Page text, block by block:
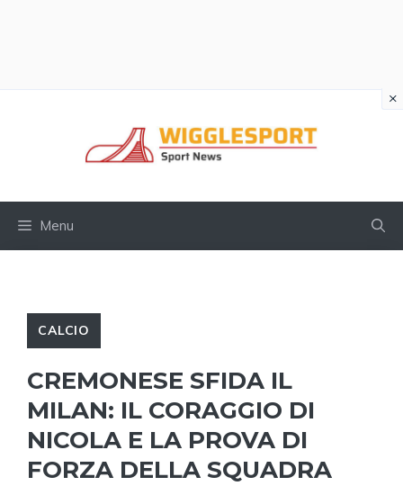
Menu
CALCIO
CREMONESE SFIDA IL
MILAN: IL CORAGGIO DI
NICOLA E LA PROVA DI
FORZA DELLA SQUADRA
×